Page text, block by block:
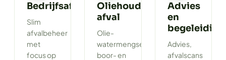
Bedrijfsafval
Slim
afvalbeheer
met
focus op
Oliehoudend
afval
Olie-
watermengsels,
boor- en
Advies
en
begeleiding
Advies,
afvalscans